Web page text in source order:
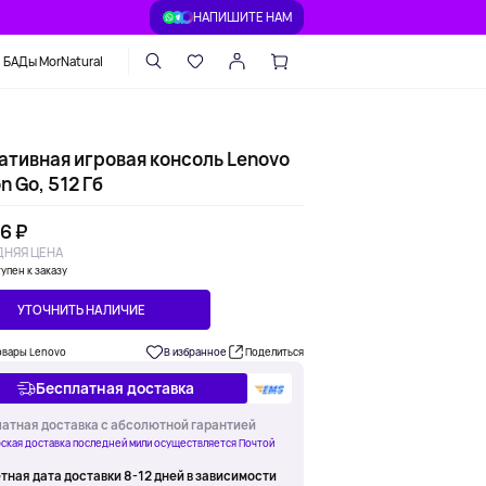
НАПИШИТЕ НАМ
БАДы MorNatural
игровая консоль Lenovo
Go, 512 Гб
₽
ЦЕНА
к заказу
УТОЧНИТЬ НАЛИЧИЕ
Lenovo В избранное Поделиться
Бесплатная доставка
доставка с абсолютной гарантией
доставка последней мили осуществляется Почтой
дата доставки 8-12 дней в зависимости